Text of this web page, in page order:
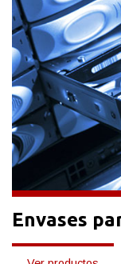
Envases